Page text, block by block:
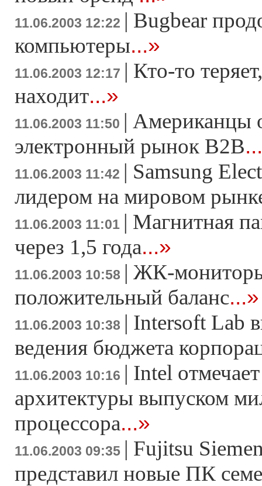
11.06.2003 12:22 | Bugbear
компьютеры...»
11.06.2003 12:17 | Кто-то
находит...»
11.06.2003 11:50 | Американцы
электронный рынок B2B
11.06.2003 11:42 | Samsung
лидером на мировом
11.06.2003 11:01 | Магнитная
через 1,5 года...»
11.06.2003 10:58 | ЖК-
положительный баланс...»
11.06.2003 10:38 | Intersoft Lab
ведения бюджета
11.06.2003 10:16 | Intel
архитектуры выпуском
процессора...»
11.06.2003 09:35 | Fujitsu
представил новые ПК